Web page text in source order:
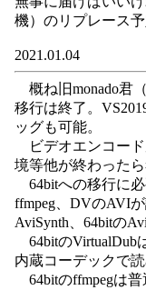
機）のリプレース予
2021.01.04
概ね旧monado君
移行は終了。
ッグも可能。
ビデオエンコード
境等他が終わった
64bitへの移行に必
ffmpeg、DVのAVI
AviSynth、64bitの
64bitのVirtualDub
内蔵コーデックで読
64bitのffmpegは普